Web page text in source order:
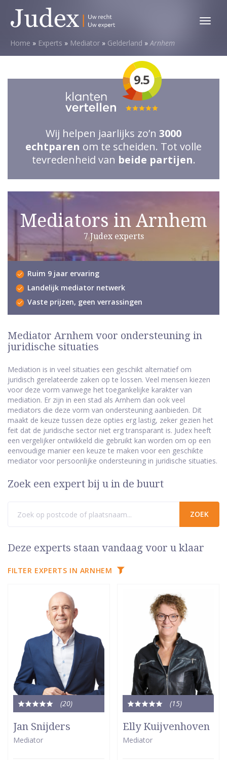
Toggle
Home » Experts » Mediator » Gelderland »Arnhem
9.5
Totale
waardering:
5
van
Wij helpen jaarlijks zo’n 3000
echtparen om te scheiden. Tot volle
tevredenheid van beide partijen.
Mediators in Arnhem
7 Judex experts
Ruim 9 jaar ervaring
Landelijk mediator netwerk
Vaste prijzen, geen verrassingen
Mediator Arnhem voor ondersteuning in
juridische situaties
Mediation is in veel situaties een geschikt alternatief om
juridisch gerelateerde zaken op te lossen. Veel mensen kiezen
voor deze vorm vanwege het toegankelijke karakter van
mediation. Er zijn in een stad als Arnhem dan ook veel
mediators die deze vorm van ondersteuning aanbieden. Dit
maakt de keuze tussen deze opties erg lastig, zeker gezien het
feit dat de juridische sector niet erg transparant is. Judex heeft
een vergelijker ontwikkeld die gebruikt kan worden om op een
eenvoudige manier een keuze te maken voor een geschikte
mediator voor persoonlijke ondersteuning in juridische situaties.
Zoek een expert bij u in de buurt
Deze experts staan vandaag voor u klaar
FILTER EXPERTS IN ARNHEM
(20)
Totale
waardering:
5
van
Jan Snijders
Mediator
(15)
Totale
waardering:
5
van
Elly Kuijvenhoven
Mediator